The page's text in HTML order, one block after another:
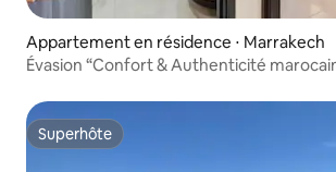
Appartement en résidence ⋅ Marrakech
Évasion “Confort & Authenticité
Superhôte
Superhôte